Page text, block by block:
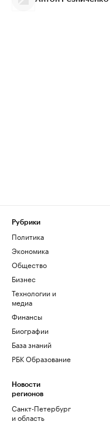
Рубрики
Политика
Экономика
Общество
Бизнес
Технологии и
медиа
Финансы
Биографии
База знаний
РБК Образование
Новости
регионов
Санкт-Петербург
и область